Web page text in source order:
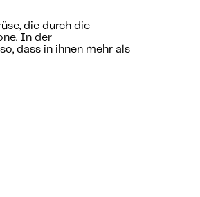
die durch die
In der
dass in ihnen mehr als